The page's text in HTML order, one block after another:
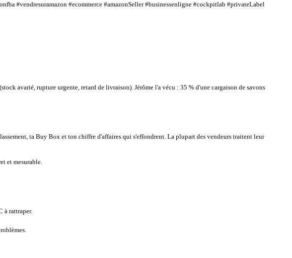
#vendresuramazon #ecommerce #amazonSeller #businessenligne #cockpitlab #privateLabel
avarié, rupture urgente, retard de livraison). Jérôme l'a vécu : 35 % d'une cargaison de savons
ta Buy Box et ton chiffre d'affaires qui s'effondrent. La plupart des vendeurs traitent leur
et mesurable.
à rattraper.